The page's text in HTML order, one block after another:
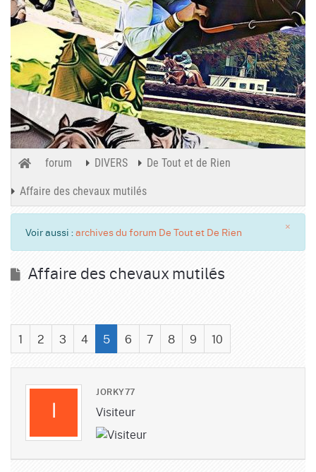
forum DIVERS De Tout et de Rien
Affaire des chevaux mutilés
×
Voir aussi :archives du forum De Tout et De Rien
Affaire des chevaux mutilés
1 2 3 4 5 6 7 8 9 10
JORKY77
Visiteur